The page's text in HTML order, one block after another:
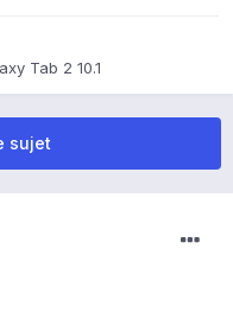
Tab 2 10.1
sujet